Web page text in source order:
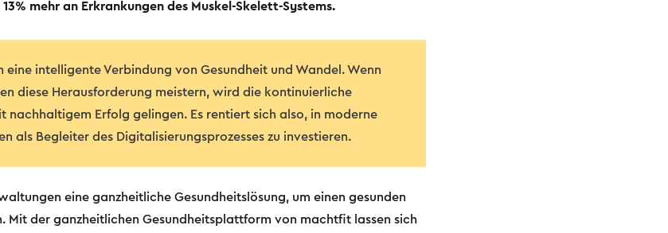
13% mehr an Erkrankungen des Muskel-Skelett-Systems.
eine intelligente Verbindung von Gesundheit und Wandel. Wenn
diese Herausforderung meistern, wird die kontinuierliche
nachhaltigem Erfolg gelingen. Es rentiert sich also, in moderne
als Begleiter des Digitalisierungsprozesses zu investieren.
eine ganzheitliche Gesundheitslösung, um einen gesunden
Mit der ganzheitlichen Gesundheitsplattform von machtfit lassen sich